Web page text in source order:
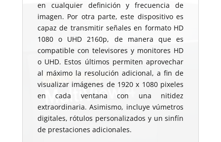
en cualquier definición y frecuencia de
imagen. Por otra parte, este dispositivo es
capaz de transmitir señales en formato HD
1080 o UHD 2160p, de manera que es
compatible con televisores y monitores HD
o UHD. Estos últimos permiten aprovechar
al máximo la resolución adicional, a fin de
visualizar imágenes de 1920 x 1080 pixeles
en cada ventana con una nitidez
extraordinaria. Asimismo, incluye vúmetros
digitales, rótulos personalizados y un sinfín
de prestaciones adicionales.